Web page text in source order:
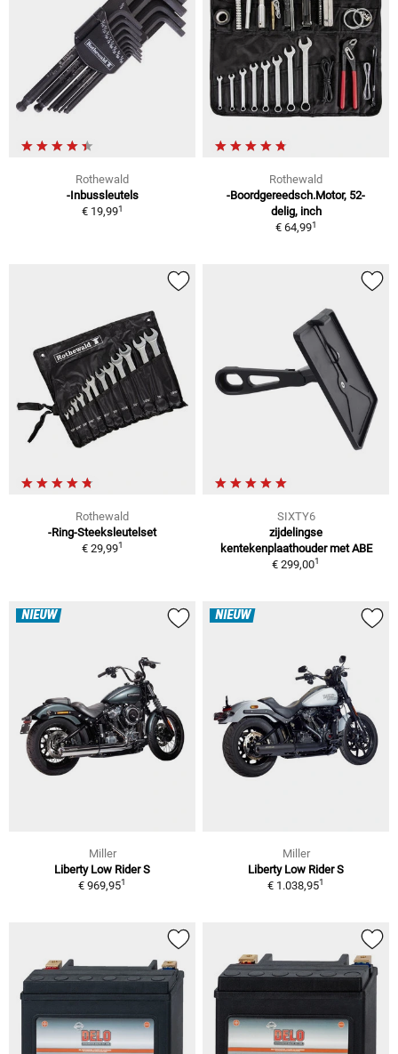
Rothewald
-Inbussleutels
€ 19,991
Rothewald
-Boordgereedsch.Motor, 52-
delig, inch
€ 64,991
Rothewald
-Ring-Steeksleutelset
€ 29,991
SIXTY6
zijdelingse
kentekenplaathouder met ABE
€ 299,001
NIEUW
Miller
Liberty Low Rider S
€ 969,951
NIEUW
Miller
Liberty Low Rider S
€ 1.038,951